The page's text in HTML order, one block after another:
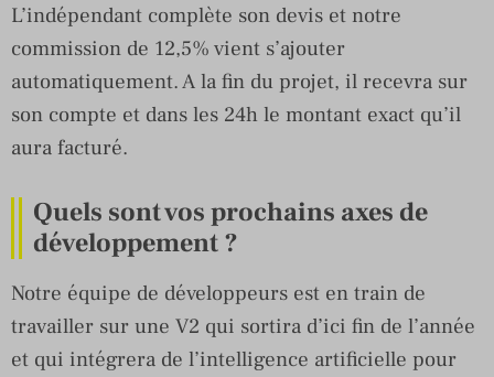
L’indépendant complète son devis et notre
commission de 12,5% vient s’ajouter
automatiquement. A la fin du projet, il recevra sur
son compte et dans les 24h le montant exact qu’il
aura facturé.
Quels sont vos prochains axes de
développement ?
Notre équipe de développeurs est en train de
travailler sur une V2 qui sortira d’ici fin de l’année
et qui intégrera de l’intelligence artificielle pour